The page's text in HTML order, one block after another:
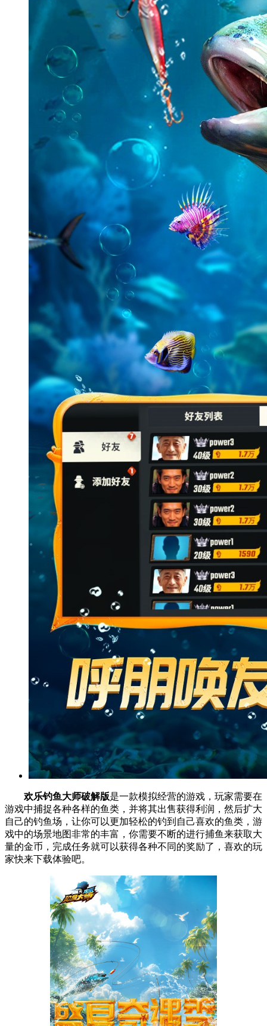
欢乐钓鱼大师破解版是一款模拟经营的游戏，玩家需要在
游戏中捕捉各种各样的鱼类，并将其出售获得利润，然后扩大
自己的钓鱼场，让你可以更加轻松的钓到自己喜欢的鱼类，游
戏中的场景地图非常的丰富，你需要不断的进行捕鱼来获取大
量的金币，完成任务就可以获得各种不同的奖励了，喜欢的玩
家快来下载体验吧。